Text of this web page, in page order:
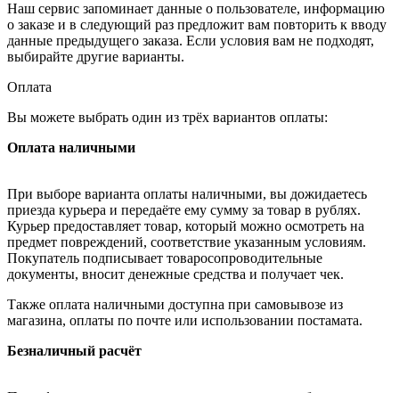
Наш сервис запоминает данные о пользователе, информацию
о заказе и в следующий раз предложит вам повторить к вводу
данные предыдущего заказа. Если условия вам не подходят,
выбирайте другие варианты.
Оплата
Вы можете выбрать один из трёх вариантов оплаты:
Оплата наличными
При выборе варианта оплаты наличными, вы дожидаетесь
приезда курьера и передаёте ему сумму за товар в рублях.
Курьер предоставляет товар, который можно осмотреть на
предмет повреждений, соответствие указанным условиям.
Покупатель подписывает товаросопроводительные
документы, вносит денежные средства и получает чек.
Также оплата наличными доступна при самовывозе из
магазина, оплаты по почте или использовании постамата.
Безналичный расчёт